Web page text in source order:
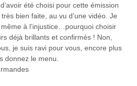
été choisi pour cette émission
très bien faite, au vu d’une vidéo. Je
à l’injustice…pourquoi choisir
déjà brillants et confirmés ! Non,
je suis ravi pour vous, encore plus
donnez le menu.